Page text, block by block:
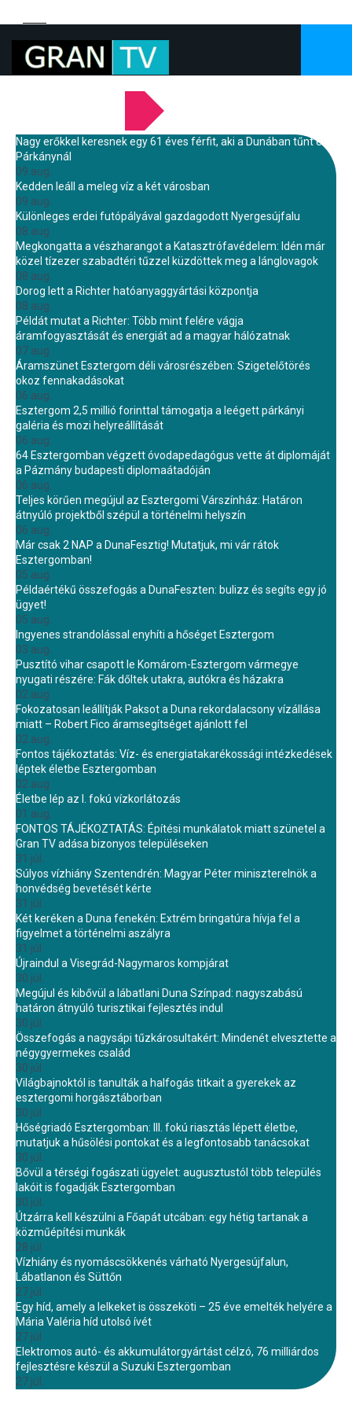
Nagy erőkkel keresnek egy 61 éves férfit, aki a Dunában tűnt el
Párkánynál
09 aug.
Kedden leáll a meleg víz a két városban
09 aug.
Különleges erdei futópályával gazdagodott Nyergesújfalu
08 aug.
Megkongatta a vészharangot a Katasztrófavédelem: Idén már
közel tízezer szabadtéri tűzzel küzdöttek meg a lánglovagok
08 aug.
Dorog lett a Richter hatóanyaggyártási központja
08 aug.
Példát mutat a Richter: Több mint felére vágja
áramfogyasztását és energiát ad a magyar hálózatnak
07 aug.
Áramszünet Esztergom déli városrészében: Szigetelőtörés
okoz fennakadásokat
06 aug.
Esztergom 2,5 millió forinttal támogatja a leégett párkányi
galéria és mozi helyreállítását
06 aug.
64 Esztergomban végzett óvodapedagógus vette át diplomáját
a Pázmány budapesti diplomaátadóján
06 aug.
Teljes körűen megújul az Esztergomi Várszínház: Határon
átnyúló projektből szépül a történelmi helyszín
06 aug.
Már csak 2 NAP a DunaFesztig! Mutatjuk, mi vár rátok
Esztergomban!
05 aug.
Példaértékű összefogás a DunaFeszten: bulizz és segíts egy jó
ügyet!
05 aug.
Ingyenes strandolással enyhíti a hőséget Esztergom
03 aug.
Pusztító vihar csapott le Komárom-Esztergom vármegye
nyugati részére: Fák dőltek utakra, autókra és házakra
02 aug.
Fokozatosan leállítják Paksot a Duna rekordalacsony vízállása
miatt – Robert Fico áramsegítséget ajánlott fel
02 aug.
Fontos tájékoztatás: Víz- és energiatakarékossági intézkedések
léptek életbe Esztergomban
02 aug.
Életbe lép az I. fokú vízkorlátozás
01 aug.
FONTOS TÁJÉKOZTATÁS: Építési munkálatok miatt szünetel a
Gran TV adása bizonyos településeken
31 júl.
Súlyos vízhiány Szentendrén: Magyar Péter miniszterelnök a
honvédség bevetését kérte
31 júl.
Két keréken a Duna fenekén: Extrém bringatúra hívja fel a
figyelmet a történelmi aszályra
31 júl.
Újraindul a Visegrád-Nagymaros kompjárat
30 júl.
Megújul és kibővül a lábatlani Duna Színpad: nagyszabású
határon átnyúló turisztikai fejlesztés indul
30 júl.
Összefogás a nagysápi tűzkárosultakért: Mindenét elvesztette a
négygyermekes család
30 júl.
Világbajnoktól is tanulták a halfogás titkait a gyerekek az
esztergomi horgásztáborban
30 júl.
Hőségriadó Esztergomban: III. fokú riasztás lépett életbe,
mutatjuk a hűsölési pontokat és a legfontosabb tanácsokat
30 júl.
Bővül a térségi fogászati ügyelet: augusztustól több település
lakóit is fogadják Esztergomban
30 júl.
Útzárra kell készülni a Főapát utcában: egy hétig tartanak a
közműépítési munkák
28 júl.
Vízhiány és nyomáscsökkenés várható Nyergesújfalun,
Lábatlanon és Süttőn
27 júl.
Egy híd, amely a lelkeket is összeköti – 25 éve emelték helyére a
Mária Valéria híd utolsó ívét
27 júl.
Elektromos autó- és akkumulátorgyártást célzó, 76 milliárdos
fejlesztésre készül a Suzuki Esztergomban
27 júl.